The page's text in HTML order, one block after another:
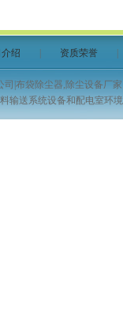
绍 资质荣誉
公司|布袋除尘器,除尘设
输送系统设备和配电室环